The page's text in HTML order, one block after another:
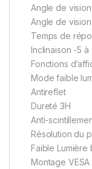
Angle de
Angle de
Temps de
Inclinaison -5 à
Fonctions
Mode faible
Antireflet
Dureté 3H
Anti-
Résolution du
Faible Lumière
Montage VESA